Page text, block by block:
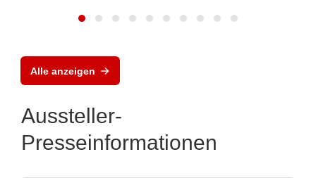
Alle anzeigen
Aussteller-
Presseinformationen